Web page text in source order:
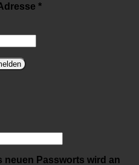
*Erforderlich
neuen Passworts wird an